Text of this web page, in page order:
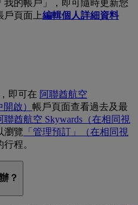
的帳戶」，即可隨時更新您
戶頁面上編輯個人詳細資料
即可在 阿聯酋航空
啟） 帳戶頁面查看過去及最
聯酋航空 Skywards （在相同視
瀏覽 「管理預訂」
（在相同視
程。
？